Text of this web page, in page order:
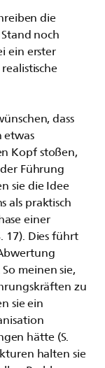
die
noch
ein erster
dass
etwas
Kopf stoßen,
Führung
sie die Idee
als praktisch
einer
17). Dies führt
meinen sie,
zu
sie ein
hätte (S.
halten sie